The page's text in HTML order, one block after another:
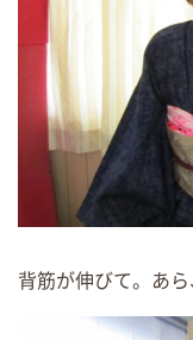
背筋が伸びて。あ